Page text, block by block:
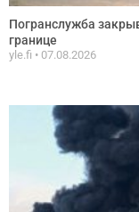
Погранслужба
границе
yle.fi 07.08.2026